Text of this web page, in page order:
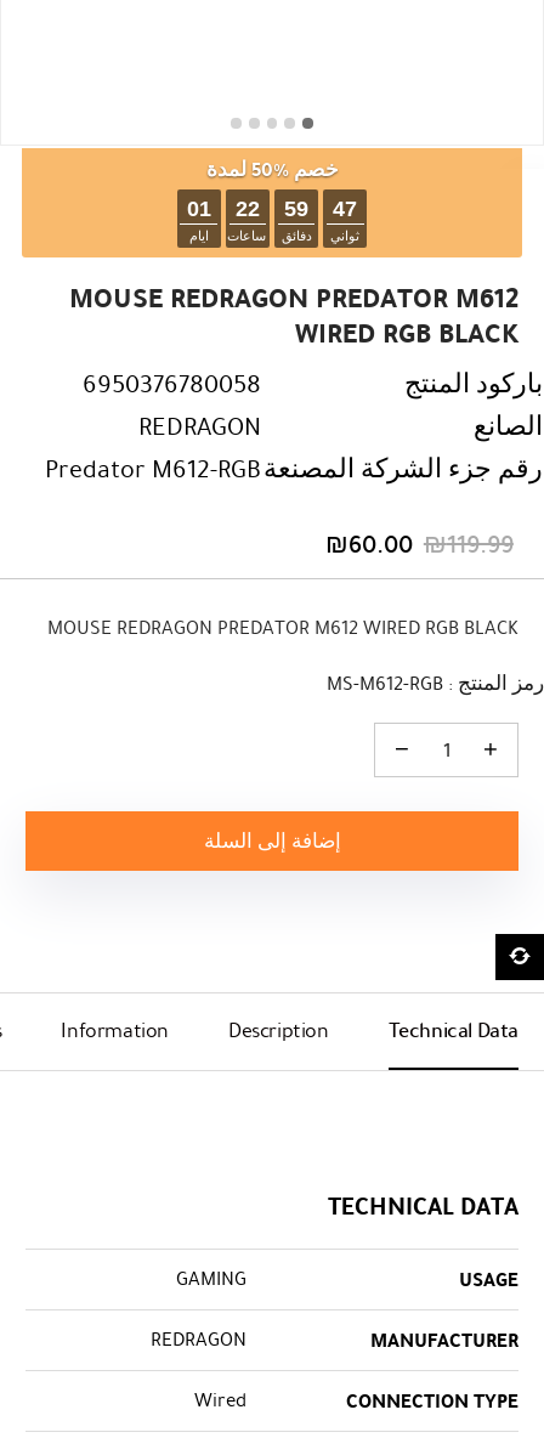
خصم %50 لمدة
01
ايام
22
ساعات
59
دفائق
47
ثواني
MOUSE REDRAGON PREDATOR M612
WIRED RGB BLACK
باركود المنتج
6950376780058
الصانع
REDRAGON
رقم جزء الشركة المصنعةPredator M612-RGB
₪119.99
السعر
الأصلي
₪119.99.
₪60.00 السعر
الحالي
₪60.00.
MOUSE REDRAGON PREDATOR M612 WIRED RGB BLACK
رمز المنتج : MS-M612-RGB
كمية MOUSE REDRAGON PREDATOR M612 WIRED RGB BLACK
إضافة إلى السلة
Technical Data
Description
Information
TECHNICAL DATA
USAGE
GAMING
MANUFACTURER
REDRAGON
CONNECTION TYPE
Wired